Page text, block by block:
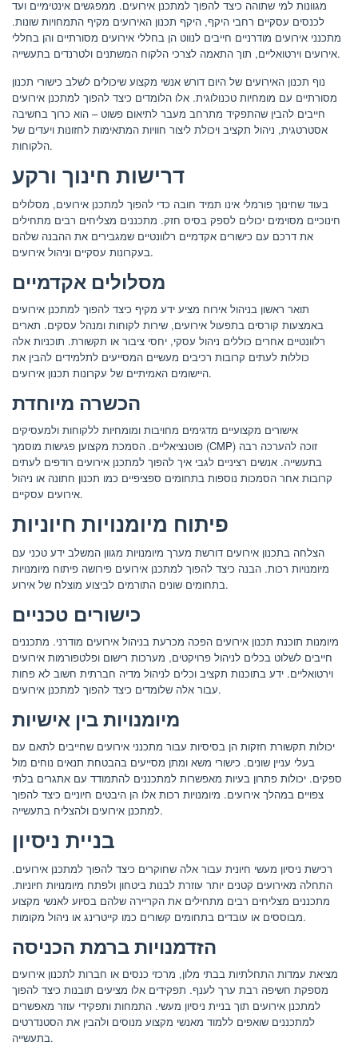
מגוונות למי שתוהה כיצד להפוך למתכנן אירועים. ממפגשים אינטימיים ועד
לכנסים עסקיים רחבי היקף, היקף תכנון האירועים מקיף התמחויות שונות.
מתכנני אירועים מודרניים חייבים לנווט הן בחללי אירועים מסורתיים והן בחללי
אירועים וירטואליים, תוך התאמה לצרכי הלקוח המשתנים ולטרנדים בתעשייה.
נוף תכנון האירועים של היום דורש אנשי מקצוע שיכולים לשלב כישורי תכנון
מסורתיים עם מומחיות טכנולוגית. אלו הלומדים כיצד להפוך למתכנן אירועים
חייבים להבין שהתפקיד מתרחב מעבר לתיאום פשוט – הוא כרוך בחשיבה
אסטרטגית, ניהול תקציב ויכולת ליצור חוויות המתאימות לחזונות ויעדים של
הלקוחות.
דרישות חינוך ורקע
בעוד שחינוך פורמלי אינו תמיד חובה כדי להפוך למתכנן אירועים, מסלולים
חינוכיים מסוימים יכולים לספק בסיס חזק. מתכננים מצליחים רבים מתחילים
את דרכם עם כישורים אקדמיים רלוונטיים שמגבירים את ההבנה שלהם
בעקרונות עסקיים וניהול אירועים.
מסלולים אקדמיים
תואר ראשון בניהול אירוח מציע ידע מקיף כיצד להפוך למתכנן אירועים
באמצעות קורסים בתפעול אירועים, שירות לקוחות ומנהל עסקים. תארים
רלוונטיים אחרים כוללים ניהול עסקי, יחסי ציבור או תקשורת. תוכניות אלה
כוללות לעתים קרובות רכיבים מעשיים המסייעים לתלמידים להבין את
היישומים האמיתיים של עקרונות תכנון אירועים.
הכשרה מיוחדת
אישורים מקצועיים מדגימים מחויבות ומומחיות ללקוחות ולמעסיקים
פוטנציאליים. הסמכת מקצוען פגישות מוסמך (CMP) זוכה להערכה רבה
בתעשייה. אנשים רציניים לגבי איך להפוך למתכנן אירועים רודפים לעתים
קרובות אחר הסמכות נוספות בתחומים ספציפיים כמו תכנון חתונה או ניהול
אירועים עסקיים.
פיתוח מיומנויות חיוניות
הצלחה בתכנון אירועים דורשת מערך מיומנויות מגוון המשלב ידע טכני עם
מיומנויות רכות. הבנה כיצד להפוך למתכנן אירועים פירושה פיתוח מיומנויות
בתחומים שונים התורמים לביצוע מוצלח של אירוע.
כישורים טכניים
מיומנות תוכנת תכנון אירועים הפכה מכרעת בניהול אירועים מודרני. מתכננים
חייבים לשלוט בכלים לניהול פרויקטים, מערכות רישום ופלטפורמות אירועים
וירטואליים. ידע בתוכנות תקציב וכלים לניהול מדיה חברתית חשוב לא פחות
עבור אלה שלומדים כיצד להפוך למתכנן אירועים.
מיומנויות בין אישיות
יכולות תקשורת חזקות הן בסיסיות עבור מתכנני אירועים שחייבים לתאם עם
בעלי עניין שונים. כישורי משא ומתן מסייעים בהבטחת תנאים נוחים מול
ספקים. יכולות פתרון בעיות מאפשרות למתכננים להתמודד עם אתגרים בלתי
צפויים במהלך אירועים. מיומנויות רכות אלו הן היבטים חיוניים כיצד להפוך
למתכנן אירועים ולהצליח בתעשייה.
בניית ניסיון
רכישת ניסיון מעשי חיונית עבור אלה שחוקרים כיצד להפוך למתכנן אירועים.
התחלה מאירועים קטנים יותר עוזרת לבנות ביטחון ולפתח מיומנויות חיוניות.
מתכננים מצליחים רבים מתחילים את הקריירה שלהם בסיוע לאנשי מקצוע
מבוססים או עובדים בתחומים קשורים כמו קייטרינג או ניהול מקומות.
הזדמנויות ברמת הכניסה
מציאת עמדות התחלתיות בבתי מלון, מרכזי כנסים או חברות לתכנון אירועים
מספקת חשיפה רבת ערך לענף. תפקידים אלו מציעים תובנות כיצד להפוך
למתכנן אירועים תוך בניית ניסיון מעשי. התמחות ותפקידי עוזר מאפשרים
למתכננים שואפים ללמוד מאנשי מקצוע מנוסים ולהבין את הסטנדרטים
בתעשייה.